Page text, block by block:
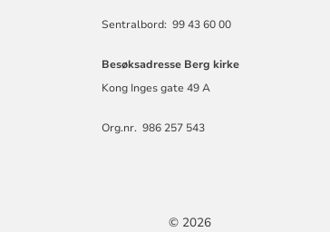
Sentralbord: 99 43 60 00
Besøksadresse Berg kirke
Kong Inges gate 49 A
Org.nr. 986 257 543
© 2026